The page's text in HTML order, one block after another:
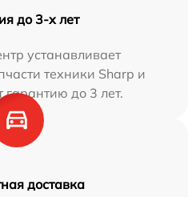
до 3-х лет
устанавливает
техники Sharp и
гарантию до 3 лет.
доставка